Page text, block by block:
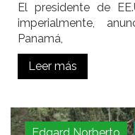
El presidente de
imperialmente,
Panamá,
Leer más